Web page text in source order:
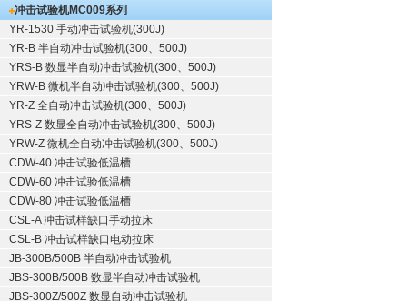
冲击试验机MC009系列
YR-1530 手动冲击试验机(300J)
YR-B 半自动冲击试验机(300、500J)
YRS-B 数显半自动冲击试验机(300、500J)
YRW-B 微机半自动冲击试验机(300、500J)
YR-Z 全自动冲击试验机(300、500J)
YRS-Z 数显全自动冲击试验机(300、500J)
YRW-Z 微机全自动冲击试验机(300、500J)
CDW-40 冲击试验低温槽
CDW-60 冲击试验低温槽
CDW-80 冲击试验低温槽
CSL-A 冲击试样缺口手动拉床
CSL-B 冲击试样缺口电动拉床
JB-300B/500B 半自动冲击试验机
JBS-300B/500B 数显半自动冲击试验机
JBS-300Z/500Z 数显自动冲击试验机